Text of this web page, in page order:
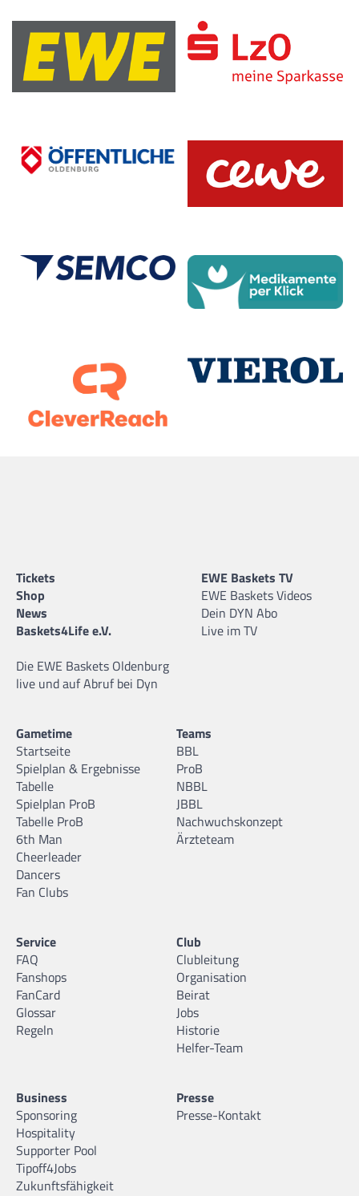
Tickets
Shop
News
Baskets4Life e.V.
Die EWE Baskets Oldenburg
live und auf Abruf bei Dyn
EWE Baskets TV
EWE Baskets Videos
Dein DYN Abo
Live im TV
Gametime
Startseite
Spielplan & Ergebnisse
Tabelle
Spielplan ProB
Tabelle ProB
6th Man
Cheerleader
Dancers
Fan Clubs
Teams
BBL
ProB
NBBL
JBBL
Nachwuchskonzept
Ärzteteam
Service
FAQ
Fanshops
FanCard
Glossar
Regeln
Club
Clubleitung
Organisation
Beirat
Jobs
Historie
Helfer-Team
Business
Sponsoring
Hospitality
Supporter Pool
Tipoff4Jobs
Zukunftsfähigkeit
Presse
Presse-Kontakt